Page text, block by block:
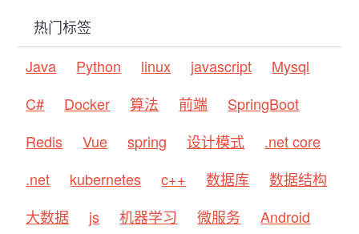
热门标签
Java
Python linux javascript
Mysql
C#
Docker 算法 前端
SpringBoot
Redis
Vue spring 设计模式
.net core
.net
kubernetes c++ 数据库
数据结构
大数据
js 机器学习 微服务
Android